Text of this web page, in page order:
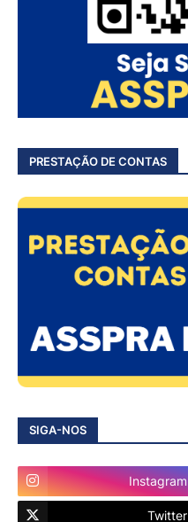
PRESTAÇÃO DE CONTAS
SIGA-NOS
Instagram
Twitter